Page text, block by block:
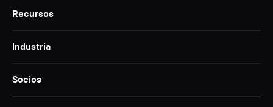
Recursos
Industria
Socios